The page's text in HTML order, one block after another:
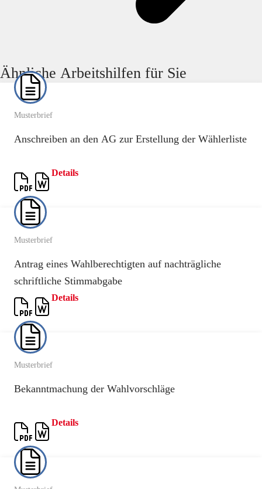
Ähnliche Arbeitshilfen für Sie
Musterbrief
Anschreiben an den AG zur Erstellung der Wählerliste
Details
Musterbrief
Antrag eines Wahlberechtigten auf nachträgliche
schriftliche Stimmabgabe
Details
Musterbrief
Bekanntmachung der Wahlvorschläge
Details